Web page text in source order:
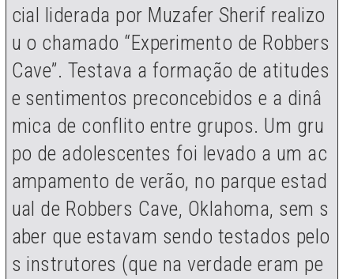
cial liderada por Muzafer Sherif realizo
u o chamado “Experimento de Robbers
Cave”. Testava a formação de atitudes
e sentimentos preconcebidos e a dinâ
mica de conflito entre grupos. Um gru
po de adolescentes foi levado a um ac
ampamento de verão, no parque estad
ual de Robbers Cave, Oklahoma, sem s
aber que estavam sendo testados pelo
s instrutores (que na verdade eram pe